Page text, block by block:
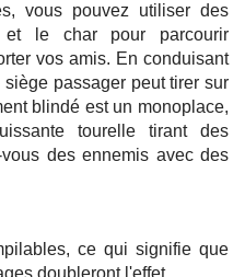
vous pouvez utiliser des
le char pour parcourir
vos amis. En conduisant
passager peut tirer sur
blindé est un monoplace,
tourelle tirant des
des ennemis avec des
ce qui signifie que
doubleront l'effet